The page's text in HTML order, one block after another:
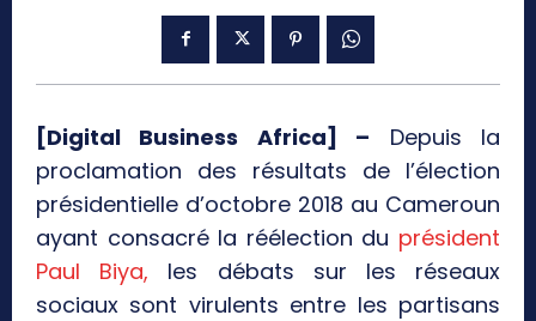
[Digital Business Africa] – Depuis la
proclamation des résultats de l’élection
présidentielle d’octobre 2018 au Cameroun
ayant consacré la réélection du président
Paul Biya, les débats sur les réseaux
sociaux sont virulents entre les partisans